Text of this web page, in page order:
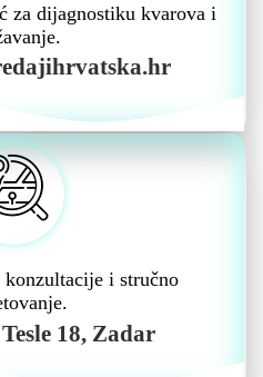
za dijagnostiku kvarova i
konzultacije i stručno
18, Zadar